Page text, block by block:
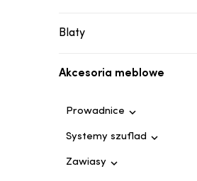
Blaty
Akcesoria meblowe
Prowadnice 
Systemy szuflad 
Zawiasy 